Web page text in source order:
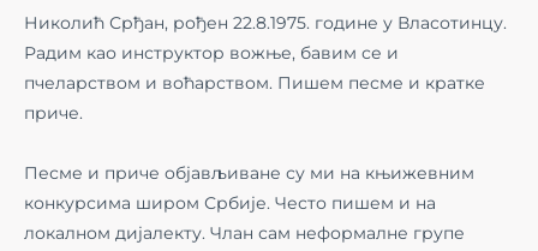
Николић Срђан, рођен 22.8.1975. године у Власотинцу.
Радим као инструктор вожње, бавим се и
пчеларством и воћарством. Пишем песме и кратке
приче.
Песме и приче објављиване су ми на књижевним
конкурсима широм Србије. Често пишем и на
локалном дијалекту. Члан сам неформалне групе